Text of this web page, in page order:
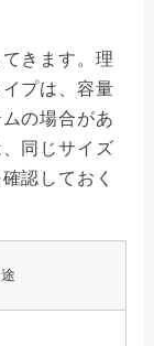
きます。理
プは、容量
の場合があ
同じサイズ
認しておく